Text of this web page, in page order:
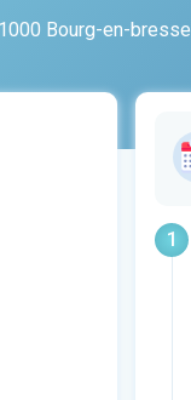
Bourg-en-bresse
1